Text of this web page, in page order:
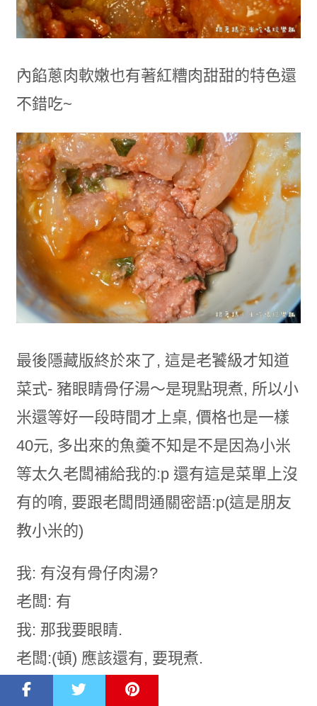
內餡蔥肉軟嫩也有著紅糟肉甜甜的特色還
不錯吃~
最後隱藏版終於來了, 這是老饕級才知道
菜式- 豬眼睛骨仔湯～是現點現煮, 所以小
米還等好一段時間才上桌, 價格也是一樣
40元, 多出來的魚羹不知是不是因為小米
等太久老闆補給我的:p 還有這是菜單上沒
有的唷, 要跟老闆問通關密語:p(這是朋友
教小米的)
我: 有沒有骨仔肉湯?
老闆: 有
我: 那我要眼睛.
老闆:(頓) 應該還有, 要現煮.